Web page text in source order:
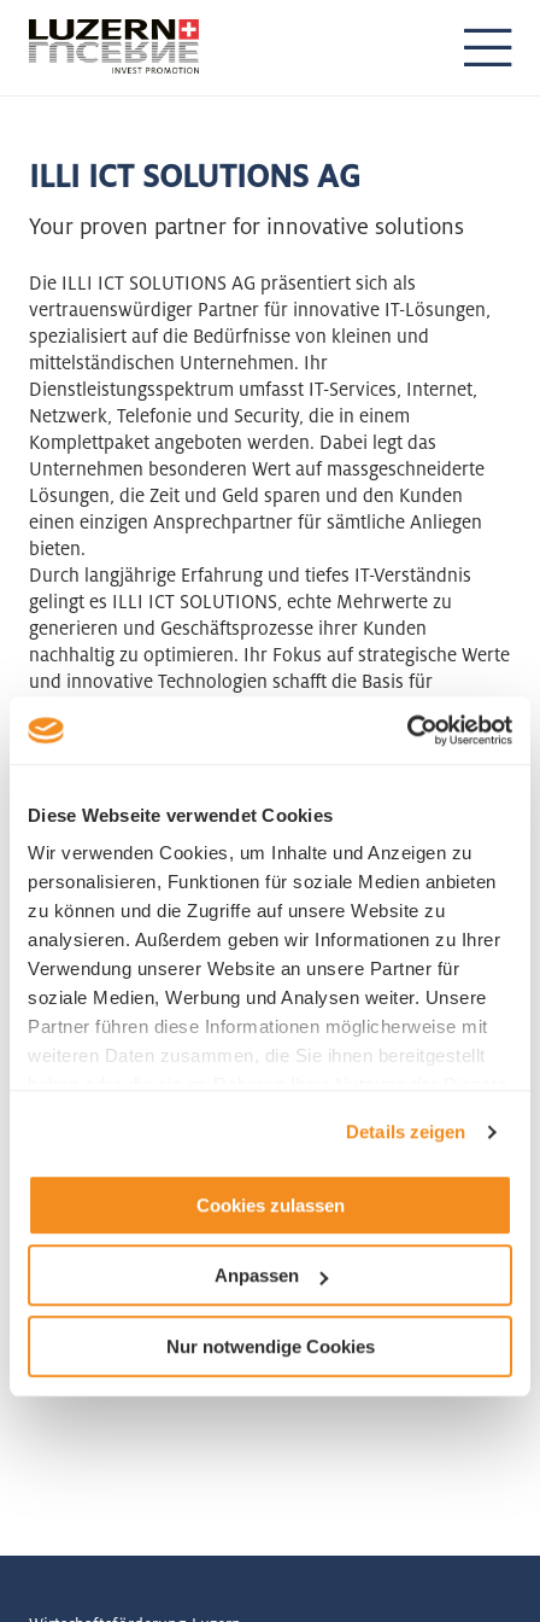
Diese Webseite verwendet Cookies
Wir verwenden Cookies, um Inhalte und Anzeigen zu
personalisieren, Funktionen für soziale Medien anbieten
zu können und die Zugriffe auf unsere Website zu
analysieren. Außerdem geben wir Informationen zu Ihrer
Verwendung unserer Website an unsere Partner für
soziale Medien, Werbung und Analysen weiter. Unsere
Partner führen diese Informationen möglicherweise mit
weiteren Daten zusammen, die Sie ihnen bereitgestellt
Details zeigen
Cookies zulassen
Anpassen
Nur notwendige Cookies
ILLI ICT SOLUTIONS AG
Your proven partner for innovative solutions
Die ILLI ICT SOLUTIONS AG präsentiert sich als
vertrauenswürdiger Partner für innovative IT-Lösungen,
spezialisiert auf die Bedürfnisse von kleinen und
mittelständischen Unternehmen. Ihr
Dienstleistungsspektrum umfasst IT-Services, Internet,
Netzwerk, Telefonie und Security, die in einem
Komplettpaket angeboten werden. Dabei legt das
Unternehmen besonderen Wert auf massgeschneiderte
Lösungen, die Zeit und Geld sparen und den Kunden
einen einzigen Ansprechpartner für sämtliche Anliegen
bieten.
Durch langjährige Erfahrung und tiefes IT-Verständnis
gelingt es ILLI ICT SOLUTIONS, echte Mehrwerte zu
generieren und Geschäftsprozesse ihrer Kunden
nachhaltig zu optimieren. Ihr Fokus auf strategische Werte
und innovative Technologien schafft die Basis für
Seewag 2
6130 Willisau
Phone +41 41 972 82 82
Industry